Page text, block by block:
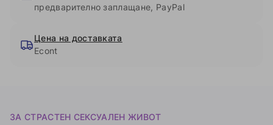
предварително заплащане, PayPal
Цена на доставката
Econt
ЗА СТРАСТЕН СЕКСУАЛЕН ЖИВОТ